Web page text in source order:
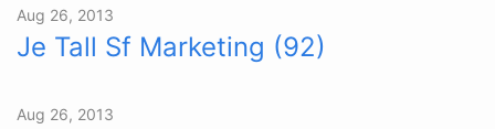
Aug 26, 2013
Je Tall Sf Marketing (92)
Aug 26, 2013